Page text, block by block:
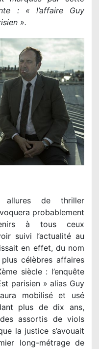
: « l’affaire Guy
».
de thriller
probablement
à tous ceux
suivi l’actualité au
en effet, du nom
célèbres affaires
siècle : l’enquête
parisien » alias Guy
mobilisé et usé
plus de dix ans,
assortis de viols
la justice s’avouait
long-métrage de